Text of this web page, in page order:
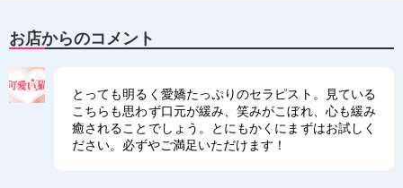
お店からのコメント
とっても明るく愛嬌たっぷりのセラピスト。見ている
こちらも思わず口元が緩み、笑みがこぼれ、心も緩み
癒されることでしょう。とにもかくにまずはお試しく
ださい。必ずやご満足いただけます！